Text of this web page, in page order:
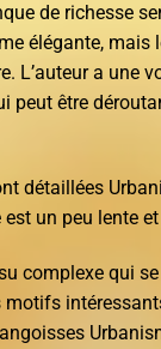
de richesse
élégante, mais
L’auteur a une
peut être
détaillées
est un peu lente
complexe qui
motifs